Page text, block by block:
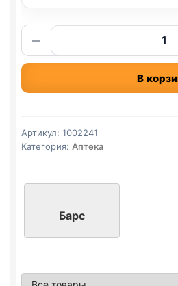
−
Количество
товара
БАРС
капли
кошек
от
пипетка
-
В
Артикул: 1002241
Категория: Аптека
Барс